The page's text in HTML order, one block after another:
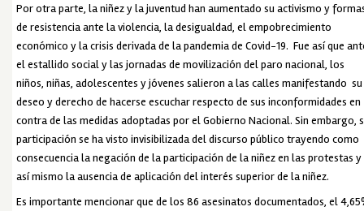
Por otra parte, la niñez y la juventud han aumentado su activismo y
de resistencia ante la violencia, la desigualdad, el empobrecimiento
económico y la crisis derivada de la pandemia de Covid-19. Fue así que
el estallido social y las jornadas de movilización del paro nacional, los
niños, niñas, adolescentes y jóvenes salieron a las calles manifestando su
deseo y derecho de hacerse escuchar respecto de sus inconformidades en
contra de las medidas adoptadas por el Gobierno Nacional. Sin embargo,
participación se ha visto invisibilizada del discurso público trayendo como
consecuencia la negación de la participación de la niñez en las protestas y
así mismo la ausencia de aplicación del interés superior de la niñez.
Es importante mencionar que de los 86 asesinatos documentados, el